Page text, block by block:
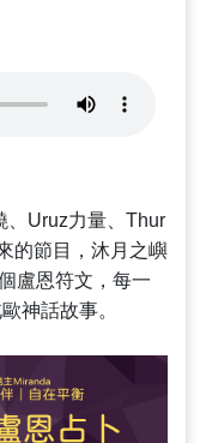
、Uruz力量、Thur
的節目，沐月之嶼
盧恩符文，每一
神話故事。